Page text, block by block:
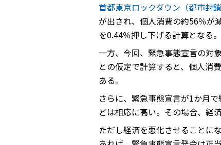
首都東京ロックダウン（都市封
が出され、個人消費の約56％が
を0.44％押し下げる計算となる。
一方、今回、緊急事態宣言の対
との仮定で計算すると、個人消
ある。
さらに、緊急事態宣言が1か月
どは相応に高い。その場合、経
ただし経済を悪化させることに